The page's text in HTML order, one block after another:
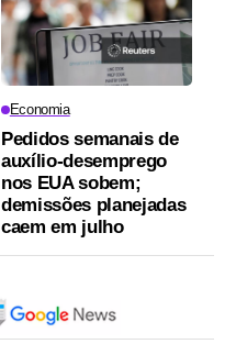
Economia
Pedidos semanais de
auxílio-desemprego
nos EUA sobem;
demissões planejadas
caem em julho